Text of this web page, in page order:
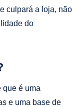
culpará a loja, não
do
que é uma
e uma base de